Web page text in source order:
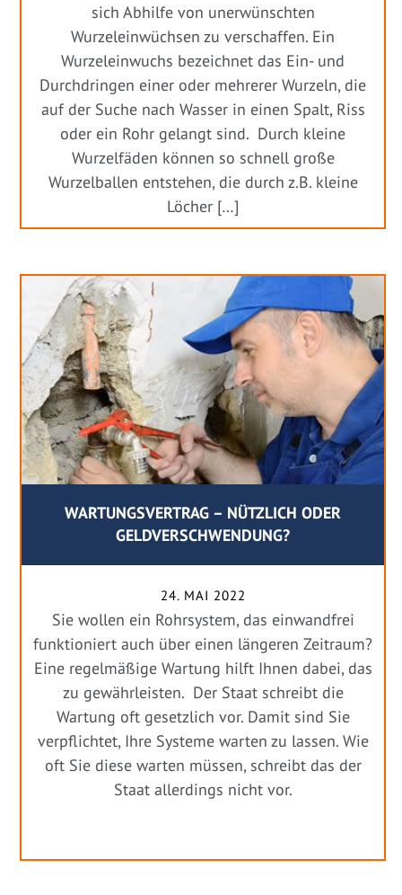
sich Abhilfe von unerwünschten
Wurzeleinwüchsen zu verschaffen. Ein
Wurzeleinwuchs bezeichnet das Ein- und
Durchdringen einer oder mehrerer Wurzeln, die
auf der Suche nach Wasser in einen Spalt, Riss
oder ein Rohr gelangt sind. Durch kleine
Wurzelfäden können so schnell große
Wurzelballen entstehen, die durch z.B. kleine
Löcher […]
WARTUNGSVERTRAG – NÜTZLICH ODER
GELDVERSCHWENDUNG?
24. MAI 2022
Sie wollen ein Rohrsystem, das einwandfrei
funktioniert auch über einen längeren Zeitraum?
Eine regelmäßige Wartung hilft Ihnen dabei, das
zu gewährleisten. Der Staat schreibt die
Wartung oft gesetzlich vor. Damit sind Sie
verpflichtet, Ihre Systeme warten zu lassen. Wie
oft Sie diese warten müssen, schreibt das der
Staat allerdings nicht vor.